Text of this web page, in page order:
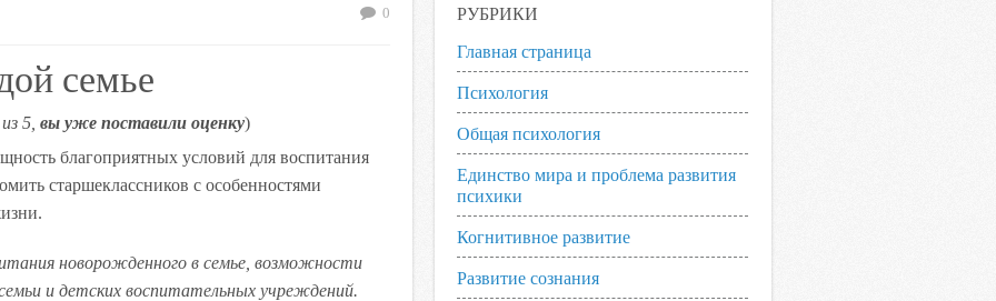
0
семье
из 5, вы уже поставили оценку)
благоприятных условий для воспитания
старшеклассников с особенностями
новорожденного в семье, возможности
и детских воспитательных учреждений.
РУБРИКИ
Главная страница
Психология
Общая психология
Единство мира и проблема развития
психики
Когнитивное развитие
Развитие сознания